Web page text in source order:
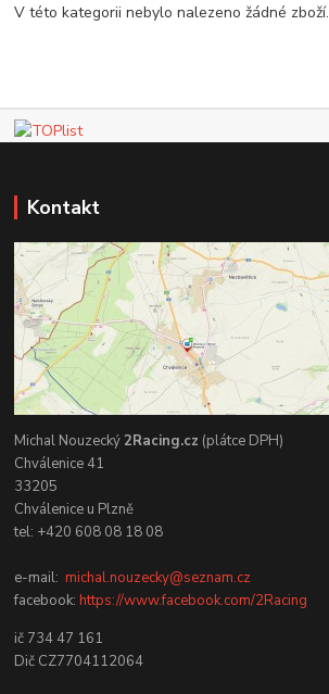
V této kategorii nebylo nalezeno žádné zboží.
Kontakt
Michal Nouzecký2Racing.cz (plátce DPH)
Chválenice 41
33205
Chválenice u Plzně
tel: +420 608 08 18 08
e-mail:michal.nouzecky@seznam.cz
facebook:https://www.facebook.com/2Racing
ič 734 47 161
Dič CZ7704112064